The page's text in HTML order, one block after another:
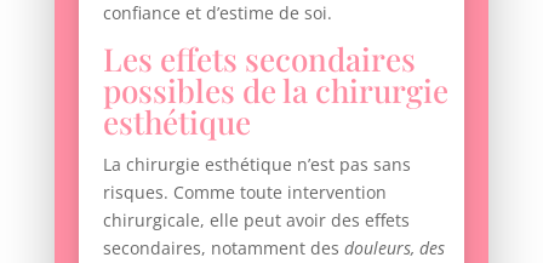
confiance et d’estime de soi.
Les effets secondaires
possibles de la chirurgie
esthétique
La chirurgie esthétique n’est pas sans
risques. Comme toute intervention
chirurgicale, elle peut avoir des effets
secondaires, notamment des douleurs, des